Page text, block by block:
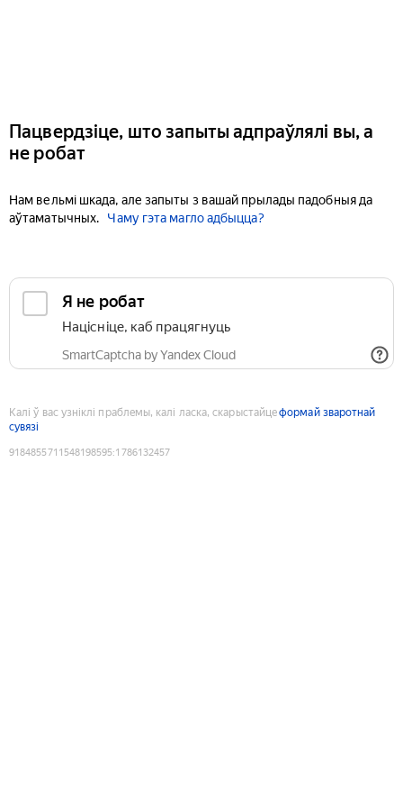
Пацвердзіце, што запыты адпраўлялі вы, а
не робат
Нам вельмі шкада, але запыты з вашай прылады падобныя да
аўтаматычных.
Чаму гэта магло адбыцца?
Я не робат
Націсніце, каб працягнуць
SmartCaptcha by Yandex Cloud
Калі ў вас узніклі праблемы, калі ласка, скарыстайцеформай зваротнай
сувязі
9184855711548198595:1786132457